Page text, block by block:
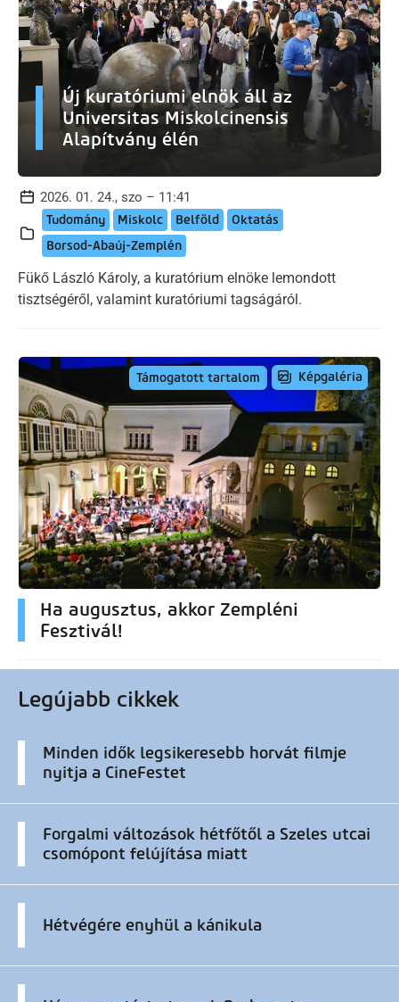
Új kuratóriumi elnök áll az
Universitas Miskolcinensis
Alapítvány élén
2026. 01. 24., szo – 11:41
Tudomány Miskolc Belföld
Oktatás
Borsod-Abaúj-Zemplén
Fükő László Károly, a kuratórium elnöke lemondott
tisztségéről, valamint kuratóriumi tagságáról.
Támogatott tartalom Képgaléria
Ha augusztus, akkor Zempléni
Fesztivál!
Legújabb cikkek
Minden idők legsikeresebb horvát filmje
nyitja a CineFestet
Forgalmi változások hétfőtől a Szeles utcai
csomópont felújítása miatt
Hétvégére enyhül a kánikula